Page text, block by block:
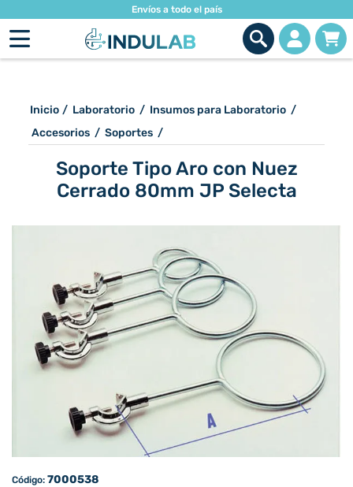
Envíos a todo el país
Inicio / Laboratorio / Insumos para Laboratorio /
Accesorios / Soportes /
Soporte Tipo Aro con Nuez
Cerrado 80mm JP Selecta
Código: 7000538